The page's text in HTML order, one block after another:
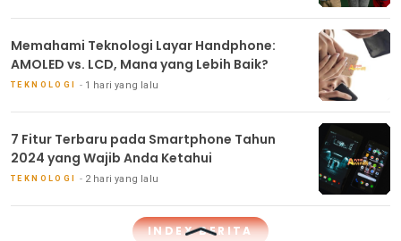
Memahami Teknologi Layar Handphone:
AMOLED vs. LCD, Mana yang Lebih Baik?
TEKNOLOGI 1 hari yang lalu
7 Fitur Terbaru pada Smartphone Tahun
2024 yang Wajib Anda Ketahui
TEKNOLOGI 2 hari yang lalu
INDEX BERITA